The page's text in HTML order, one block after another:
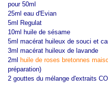
pour 50ml
25ml eau d'Evian
5ml Regulat
10ml huile de sésame
5ml macérat huileux de souci et
3ml macérat huileux de lavande
2ml
huile de roses bretonnes
préparation)
2 gouttes du mélange d'extraits